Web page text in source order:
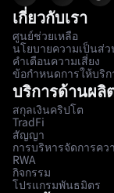
เกี่ยวกับเรา
ศูนย์ช่วยเหลือ
นโยบายความเป็นส่ว
คำเตือนความเสี่ยง
ข้อกำหนดการให้บริ
บริการด้านผ
สกุลเงินคริปโต
TradFi
สัญญา
การบริหารจัดการคว
RWA
กิจกรรม
โปรแกรมพันธมิตร